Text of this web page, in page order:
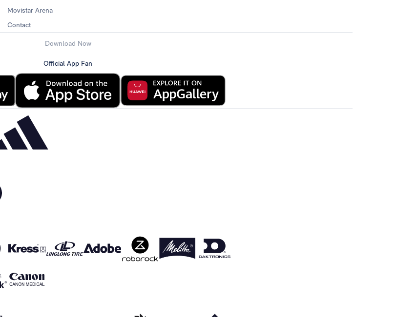
Movistar Arena
Contact
Download Now
Official App Fan